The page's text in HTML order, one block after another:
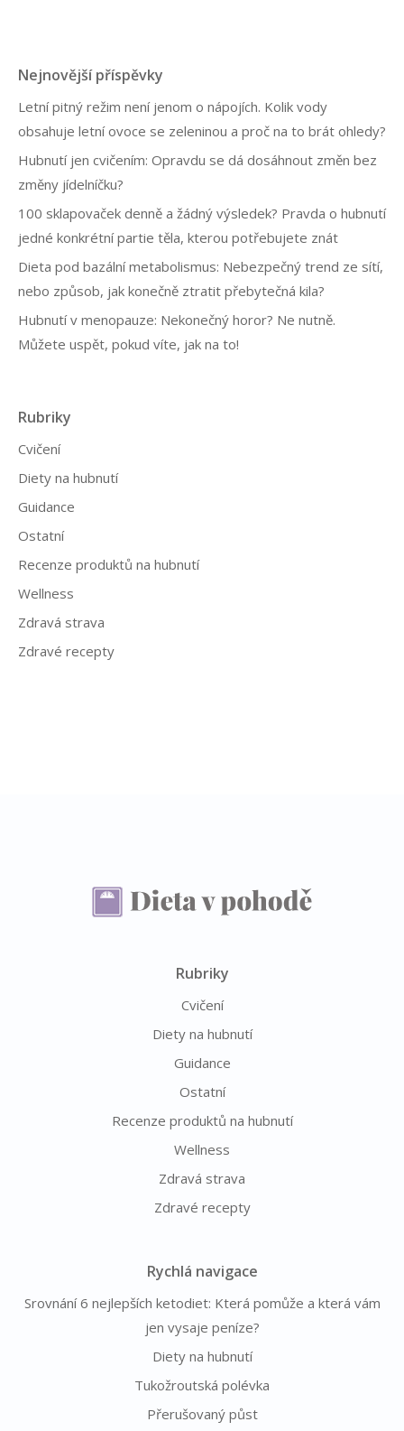
k
y
Nejnovější příspěvky
Letní pitný režim není jenom o nápojích. Kolik vody
obsahuje letní ovoce se zeleninou a proč na to brát ohledy?
Hubnutí jen cvičením: Opravdu se dá dosáhnout změn bez
změny jídelníčku?
100 sklapovaček denně a žádný výsledek? Pravda o hubnutí
jedné konkrétní partie těla, kterou potřebujete znát
Dieta pod bazální metabolismus: Nebezpečný trend ze sítí,
nebo způsob, jak konečně ztratit přebytečná kila?
Hubnutí v menopauze: Nekonečný horor? Ne nutně.
Můžete uspět, pokud víte, jak na to!
Rubriky
Cvičení
Diety na hubnutí
Guidance
Ostatní
Recenze produktů na hubnutí
Wellness
Zdravá strava
Zdravé recepty
Rubriky
Cvičení
Diety na hubnutí
Guidance
Ostatní
Recenze produktů na hubnutí
Wellness
Zdravá strava
Zdravé recepty
Rychlá navigace
Srovnání 6 nejlepších ketodiet: Která pomůže a která vám
jen vysaje peníze?
Diety na hubnutí
Tukožroutská polévka
Přerušovaný půst